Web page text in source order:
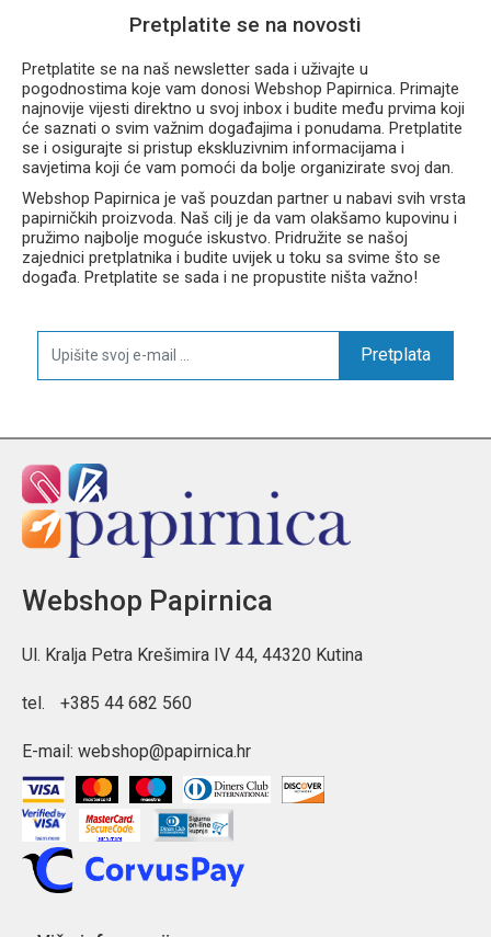
Pretplatite se na novosti
Pretplatite se na naš newsletter sada i uživajte u
pogodnostima koje vam donosi Webshop Papirnica. Primajte
najnovije vijesti direktno u svoj inbox i budite među prvima koji
će saznati o svim važnim događajima i ponudama. Pretplatite
se i osigurajte si pristup ekskluzivnim informacijama i
savjetima koji će vam pomoći da bolje organizirate svoj dan.
Webshop Papirnica je vaš pouzdan partner u nabavi svih vrsta
papirničkih proizvoda. Naš cilj je da vam olakšamo kupovinu i
pružimo najbolje moguće iskustvo. Pridružite se našoj
zajednici pretplatnika i budite uvijek u toku sa svime što se
događa. Pretplatite se sada i ne propustite ništa važno!
Pretplata
Webshop Papirnica
Ul. Kralja Petra Krešimira IV 44, 44320 Kutina
tel. +385 44 682 560
E-mail: webshop@papirnica.hr